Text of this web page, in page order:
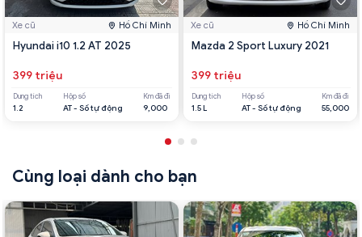
Xe cũ Hồ Chí Minh
Hyundai i10 1.2 AT 2025
399 triệu
Dung tích
1.2
Hộp số
AT - Số tự động
Km đã đi
9,000
Xe cũ Hồ Chí Minh
Mazda 2 Sport Luxury 2021
399 triệu
Dung tích
1.5 L
Hộp số
AT - Số tự động
Km đã đi
55,000
Cùng loại dành cho bạn